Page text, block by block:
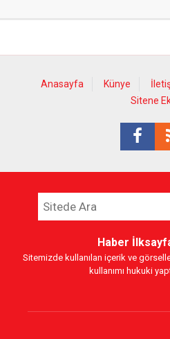
Anasayfa Künye
Sitene
Haber
Sitemizde kullanılan içerik ve
kullanımı hukuki